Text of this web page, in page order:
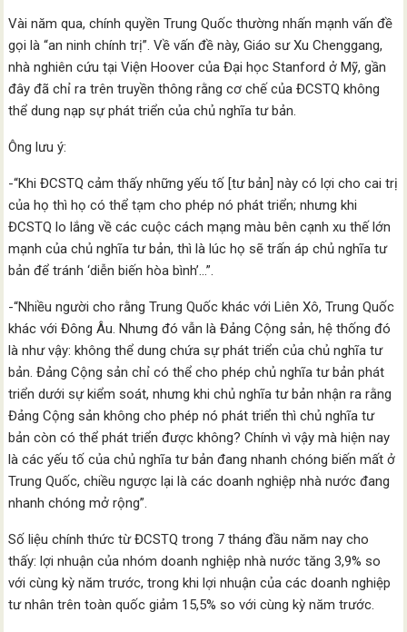
Vài năm qua, chính quyền Trung Quốc thường nhấn mạnh vấn đề
gọi là “an ninh chính trị”. Về vấn đề này, Giáo sư Xu Chenggang,
nhà nghiên cứu tại Viện Hoover của Đại học Stanford ở Mỹ, gần
đây đã chỉ ra trên truyền thông rằng cơ chế của ĐCSTQ không
thể dung nạp sự phát triển của chủ nghĩa tư bản.
Ông lưu ý:
-“Khi ĐCSTQ cảm thấy những yếu tố [tư bản] này có lợi cho cai trị
của họ thì họ có thể tạm cho phép nó phát triển; nhưng khi
ĐCSTQ lo lắng về các cuộc cách mạng màu bên cạnh xu thế lớn
mạnh của chủ nghĩa tư bản, thì là lúc họ sẽ trấn áp chủ nghĩa tư
bản để tránh ‘diễn biến hòa bình’…”.
-“Nhiều người cho rằng Trung Quốc khác với Liên Xô, Trung Quốc
khác với Đông Âu. Nhưng đó vẫn là Đảng Cộng sản, hệ thống đó
là như vậy: không thể dung chứa sự phát triển của chủ nghĩa tư
bản. Đảng Cộng sản chỉ có thể cho phép chủ nghĩa tư bản phát
triển dưới sự kiểm soát, nhưng khi chủ nghĩa tư bản nhận ra rằng
Đảng Cộng sản không cho phép nó phát triển thì chủ nghĩa tư
bản còn có thể phát triển được không? Chính vì vậy mà hiện nay
là các yếu tố của chủ nghĩa tư bản đang nhanh chóng biến mất ở
Trung Quốc, chiều ngược lại là các doanh nghiệp nhà nước đang
nhanh chóng mở rộng”.
Số liệu chính thức từ ĐCSTQ trong 7 tháng đầu năm nay cho
thấy: lợi nhuận của nhóm doanh nghiệp nhà nước tăng 3,9% so
với cùng kỳ năm trước, trong khi lợi nhuận của các doanh nghiệp
tư nhân trên toàn quốc giảm 15,5% so với cùng kỳ năm trước.